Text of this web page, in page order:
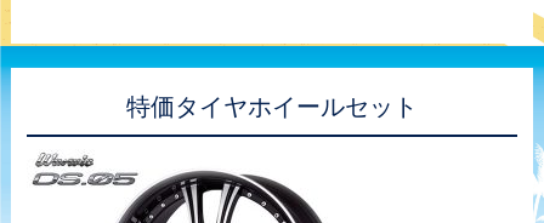
特価タイヤホイールセット